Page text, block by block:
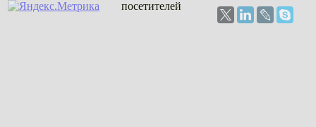
посетителей